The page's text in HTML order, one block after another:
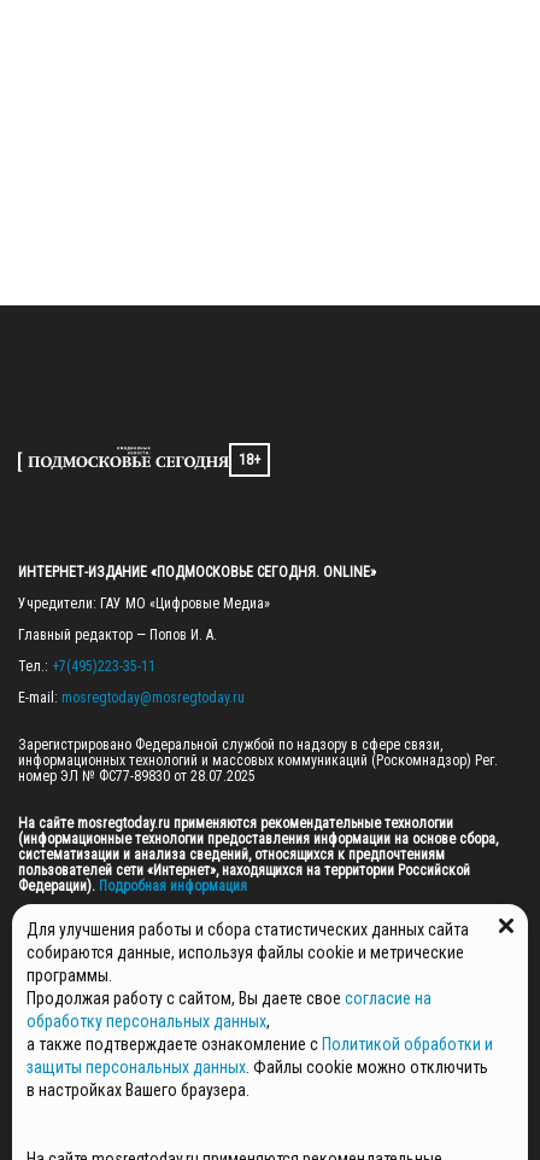
18+
ИНТЕРНЕТ-ИЗДАНИЕ «ПОДМОСКОВЬЕ СЕГОДНЯ. ONLINE»
Учредители: ГАУ МО «Цифровые Медиа»
Главный редактор — Попов И. А.
Тел.: +7(495)223-35-11
E-mail: mosregtoday@mosregtoday.ru
Зарегистрировано Федеральной службой по надзору в сфере связи,
информационных технологий и массовых коммуникаций (Роскомнадзор) Рег.
номер ЭЛ № ФС77-89830 от 28.07.2025
На сайте mosregtoday.ru применяются рекомендательные технологии
(информационные технологии предоставления информации на основе сбора,
систематизации и анализа сведений, относящихся к предпочтениям
пользователей сети «Интернет», находящихся на территории Российской
Федерации). Подробная информация
© 2026 ПРАВА НА ВСЕ МАТЕРИАЛЫ САЙТА ПРИНАДЛЕЖАТ ГАУ МО "ЦИФРОВЫЕ
МЕДИА" (ОГРН: 1255000059467).
ПОЛИТИКА ОБРАБОТКИ И ЗАЩИТЫ ПЕРСОНАЛЬНЫХ ДАННЫХ
НОВОСТИ
ГАЗЕТЫ
РЕКЛАМОДАТЕЛЯМ
Для улучшения работы и сбора статистических данных сайта
собираются данные, используя файлы cookie и метрические
программы.
Продолжая работу с сайтом, Вы даете свое согласие на
обработку персональных данных,
а также подтверждаете ознакомление с Политикой обработки и
защиты персональных данных . Файлы cookie можно отключить
в настройках Вашего браузера.